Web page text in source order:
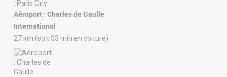
Aéroport : Charles de Gaulle
International
27 km (soit 33 min en voiture)